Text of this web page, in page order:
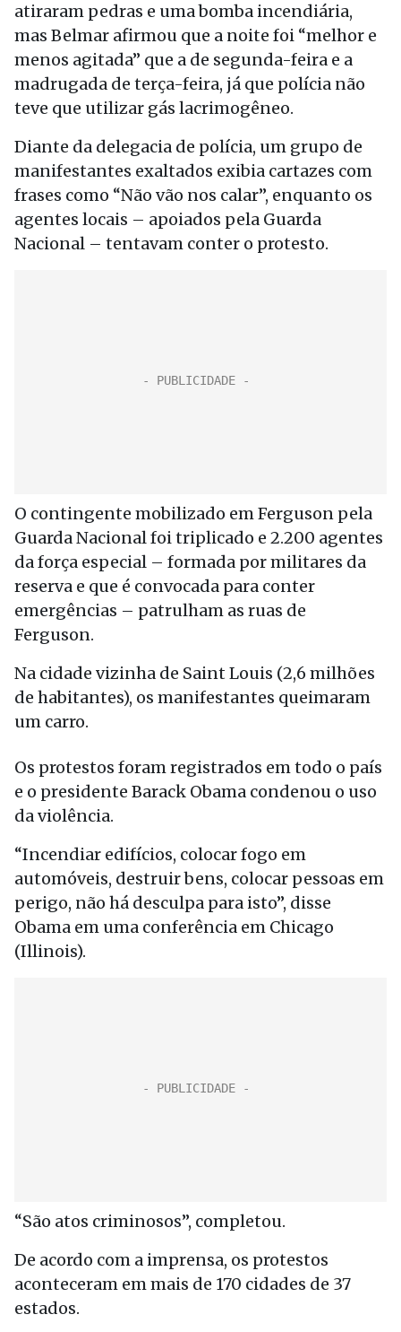
atiraram pedras e uma bomba incendiária,
mas Belmar afirmou que a noite foi “melhor e
menos agitada” que a de segunda-feira e a
madrugada de terça-feira, já que polícia não
teve que utilizar gás lacrimogêneo.
Diante da delegacia de polícia, um grupo de
manifestantes exaltados exibia cartazes com
frases como “Não vão nos calar”, enquanto os
agentes locais – apoiados pela Guarda
Nacional – tentavam conter o protesto.
O contingente mobilizado em Ferguson pela
Guarda Nacional foi triplicado e 2.200 agentes
da força especial – formada por militares da
reserva e que é convocada para conter
emergências – patrulham as ruas de
Ferguson.
Na cidade vizinha de Saint Louis (2,6 milhões
de habitantes), os manifestantes queimaram
um carro.
Os protestos foram registrados em todo o país
e o presidente Barack Obama condenou o uso
da violência.
“Incendiar edifícios, colocar fogo em
automóveis, destruir bens, colocar pessoas em
perigo, não há desculpa para isto”, disse
Obama em uma conferência em Chicago
(Illinois).
“São atos criminosos”, completou.
De acordo com a imprensa, os protestos
aconteceram em mais de 170 cidades de 37
estados.